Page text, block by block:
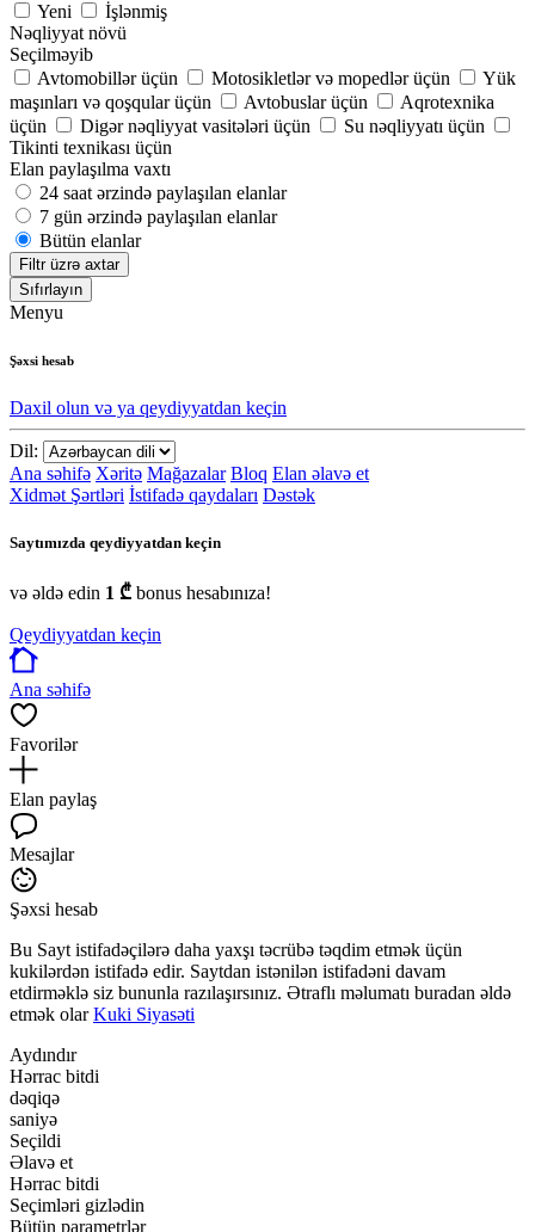
Yeni
İşlənmiş
Nəqliyyat növü
Seçilməyib
Avtomobillər üçün
Motosikletlər və mopedlər üçün
Yük
maşınları və qoşqular üçün
Avtobuslar üçün
Aqrotexnika
üçün
Digər nəqliyyat vasitələri üçün
Su nəqliyyatı üçün
Tikinti texnikası üçün
Elan paylaşılma vaxtı
24 saat ərzində paylaşılan elanlar
7 gün ərzində paylaşılan elanlar
Bütün elanlar
Filtr üzrə axtar
Sıfırlayın
Menyu
Şəxsi hesab
Daxil olun və ya qeydiyyatdan keçin
Dil:
Ana səhifə Xəritə Mağazalar Bloq Elan əlavə et
Xidmət Şərtləri İstifadə qaydaları Dəstək
Saytımızda qeydiyyatdan keçin
və əldə edin 1 ₾ bonus hesabınıza!
Qeydiyyatdan keçin
Ana səhifə
Favorilər
Elan paylaş
Mesajlar
Şəxsi hesab
Bu Sayt istifadəçilərə daha yaxşı təcrübə təqdim etmək üçün
kukilərdən istifadə edir. Saytdan istənilən istifadəni davam
etdirməklə siz bununla razılaşırsınız. Ətraflı məlumatı buradan əldə
etmək olarKuki Siyasəti
Aydındır
Hərrac bitdi
dəqiqə
saniyə
Seçildi
Əlavə et
Hərrac bitdi
Seçimləri gizlədin
Bütün parametrlər